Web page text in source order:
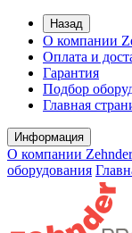
Назад
О компании
Оплата и
Гарантия
Подбор
Главная
Информация
О компании Zehnder
оборудования